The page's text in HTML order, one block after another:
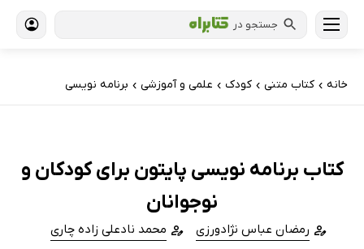
جستجو در
خانه › کتاب‌ متنی › کودک › علمی و آموزشی › برنامه نویسی
کتاب برنامه‌ نویسی پایتون برای کودکان و
نوجوانان
رمضان عباس نژادورزی محمد نادعلی زاده چاری